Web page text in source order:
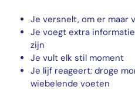
Je versnelt, om er maar
Je voegt extra
zijn
Je vult elk stil moment
Je lijf reageert: droge
wiebelende voeten